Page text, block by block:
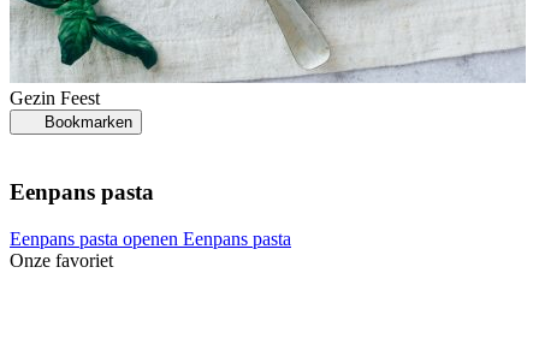
Gezin Feest
Bookmarken
Eenpans pasta
Eenpans pasta openen Eenpans pasta
Onze favoriet